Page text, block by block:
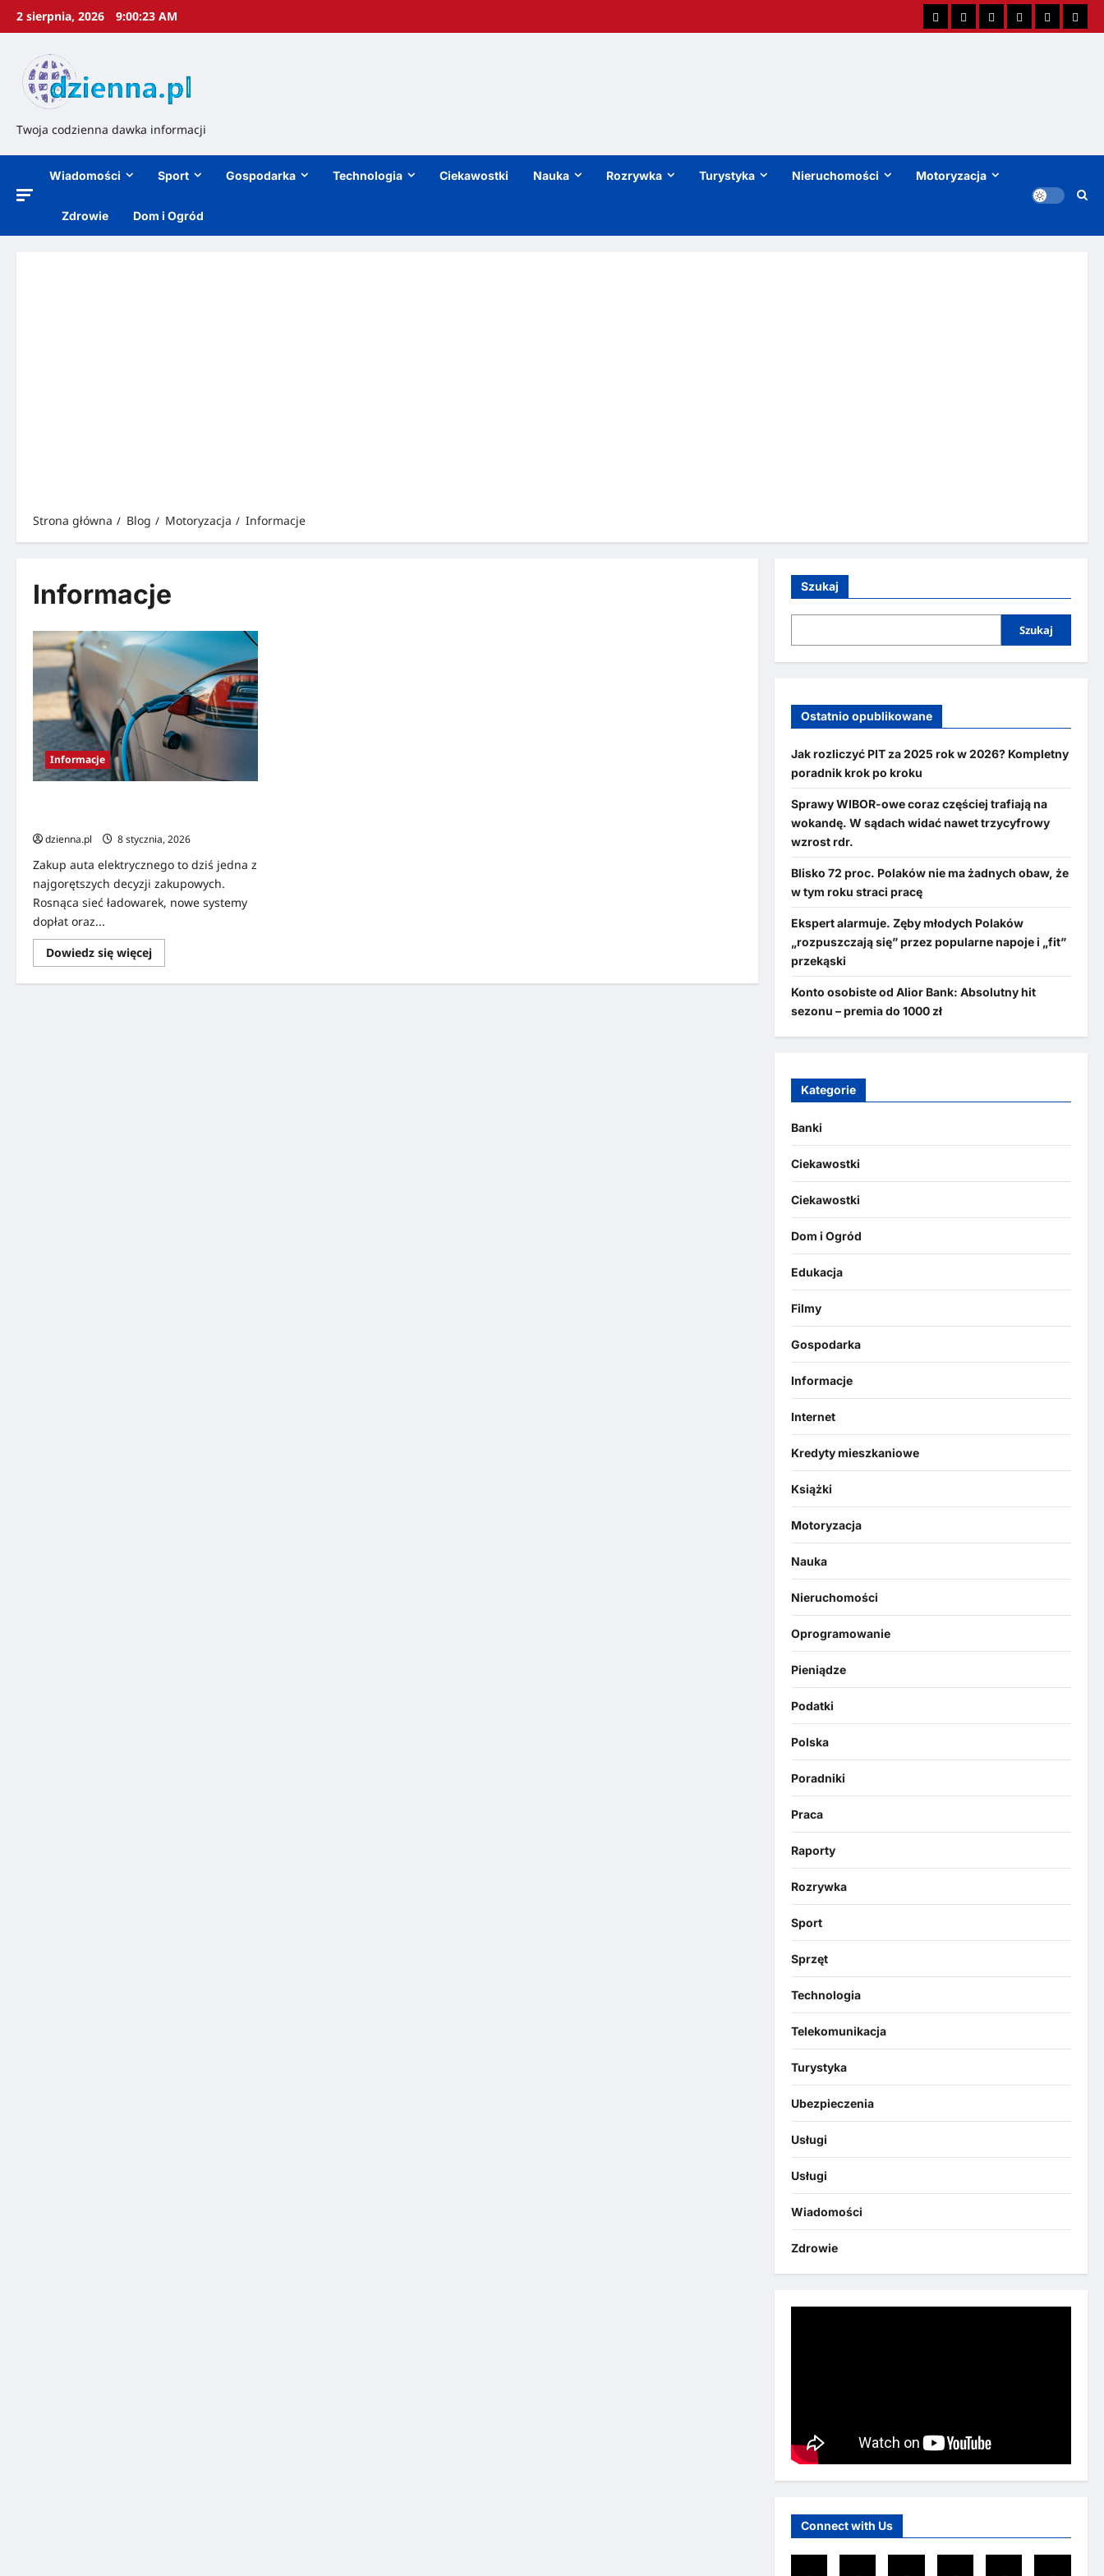
2 sierpnia, 2026 9:00:24 AM
Twoja codzienna dawka informacji
Wiadomości Sport Gospodarka Technologia Ciekawostki Nauka Rozrywka Turystyka Nieruchomości Motoryzacja
Zdrowie Dom i Ogród
Strona główna Blog Motoryzacja Informacje
Informacje
Informacje
dzienna.pl
8 stycznia, 2026
Zakup auta elektrycznego to dziś jedna z
najgorętszych decyzji zakupowych.
Rosnąca sieć ładowarek, nowe systemy
dopłat oraz...
Dowiedz się więcej
Szukaj
Szukaj
Ostatnio opublikowane
Jak rozliczyć PIT za 2025 rok w 2026? Kompletny
poradnik krok po kroku
Sprawy WIBOR-owe coraz częściej trafiają na
wokandę. W sądach widać nawet trzycyfrowy
wzrost rdr.
Blisko 72 proc. Polaków nie ma żadnych obaw, że
w tym roku straci pracę
Ekspert alarmuje. Zęby młodych Polaków
„rozpuszczają się” przez popularne napoje i „fit”
przekąski
Konto osobiste od Alior Bank: Absolutny hit
sezonu – premia do 1000 zł
Kategorie
Banki
Ciekawostki
Ciekawostki
Dom i Ogród
Edukacja
Filmy
Gospodarka
Informacje
Internet
Kredyty mieszkaniowe
Książki
Motoryzacja
Nauka
Nieruchomości
Oprogramowanie
Pieniądze
Podatki
Polska
Poradniki
Praca
Raporty
Rozrywka
Sport
Sprzęt
Technologia
Telekomunikacja
Turystyka
Ubezpieczenia
Usługi
Usługi
Wiadomości
Zdrowie
Connect with Us